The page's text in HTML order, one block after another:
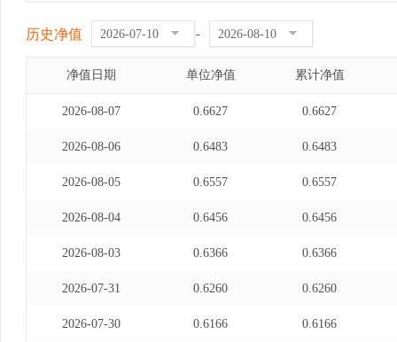
历史净值 -
净值日期 单位净值 累计净值
2026-08-07 0.6627 0.6627
2026-08-06 0.6483 0.6483
2026-08-05 0.6557 0.6557
2026-08-04 0.6456 0.6456
2026-08-03 0.6366 0.6366
2026-07-31 0.6260 0.6260
2026-07-30 0.6166 0.6166